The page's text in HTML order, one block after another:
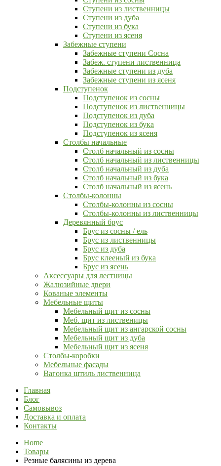
Ступени из лиственницы
Ступени из дуба
Ступени из бука
Ступени из ясеня
Забежные ступени
Забежные ступени Сосна
Забеж. ступени лиственница
Забежные ступени из дуба
Забежные ступени из ясеня
Подступенок
Подступенок из сосны
Подступенок из лиственницы
Подступенок из дуба
Подступенок из бука
Подступенок из ясеня
Столбы начальные
Столб начальный из сосны
Столб начальный из лиственницы
Столб начальный из дуба
Столб начальный из бука
Столб начальный из ясень
Столбы-колонны
Столбы-колонны из сосны
Столбы-колонны из лиственницы
Деревянный брус
Брус из сосны / ель
Брус из лиственницы
Брус из дуба
Брус клееный из бука
Брус из ясень
Аксессуары для лестницы
Жалюзийные двери
Кованые элементы
Мебельные щиты
Мебельный щит из сосны
Меб. щит из лиственицы
Мебельный щит из ангарской сосны
Мебельный щит из дуба
Мебельный щит из ясеня
Столбы-коробки
Мебельные фасады
Вагонка штиль лиственница
Главная
Блог
Самовывоз
Доставка и оплата
Контакты
Home
Товары
Резные балясины из дерева